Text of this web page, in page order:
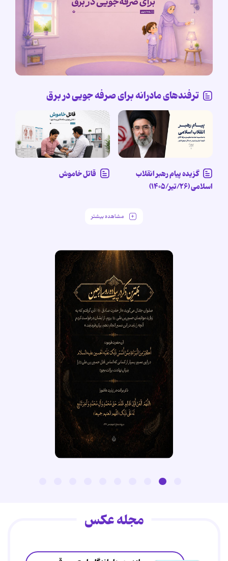
ترفندهای مادرانه برای صرفه جویی در برق
گزیده پیام رهبر انقلاب
اسلامی (۲۶/تیر/۱۴۰۵)
قاتل خاموش
مشاهده بیشتر
مجله عکس